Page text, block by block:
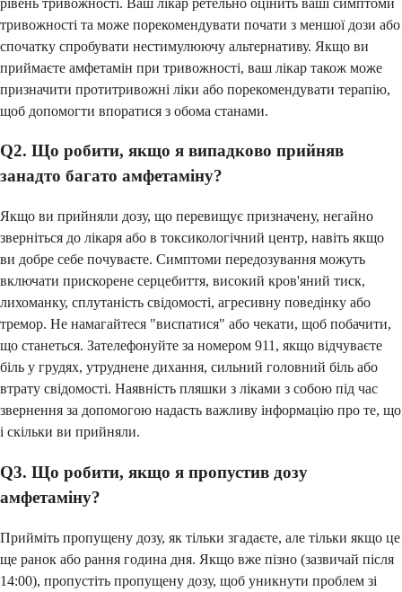
тривожності та може порекомендувати почати з меншої дози або
спочатку спробувати нестимулюючу альтернативу. Якщо ви
приймаєте амфетамін при тривожності, ваш лікар також може
призначити протитривожні ліки або порекомендувати терапію,
щоб допомогти впоратися з обома станами.
Q2. Що робити, якщо я випадково прийняв
занадто багато амфетаміну?
Якщо ви прийняли дозу, що перевищує призначену, негайно
зверніться до лікаря або в токсикологічний центр, навіть якщо
ви добре себе почуваєте. Симптоми передозування можуть
включати прискорене серцебиття, високий кров'яний тиск,
лихоманку, сплутаність свідомості, агресивну поведінку або
тремор. Не намагайтеся "виспатися" або чекати, щоб побачити,
що станеться. Зателефонуйте за номером 911, якщо відчуваєте
біль у грудях, утруднене дихання, сильний головний біль або
втрату свідомості. Наявність пляшки з ліками з собою під час
звернення за допомогою надасть важливу інформацію про те, що
і скільки ви прийняли.
Q3. Що робити, якщо я пропустив дозу
амфетаміну?
Прийміть пропущену дозу, як тільки згадаєте, але тільки якщо це
ще ранок або рання година дня. Якщо вже пізно (зазвичай після
14:00), пропустіть пропущену дозу, щоб уникнути проблем зі